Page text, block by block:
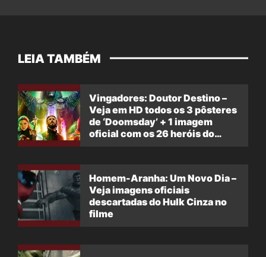
LEIA TAMBÉM
Vingadores: Doutor Destino –
Veja em HD todos os 3 pôsteres
de ‘Doomsday’ + 1 imagem
oficial com os 26 heróis do
Homem-Aranha: Um Novo Dia –
Veja imagens oficiais
descartadas do Hulk Cinza no
filme